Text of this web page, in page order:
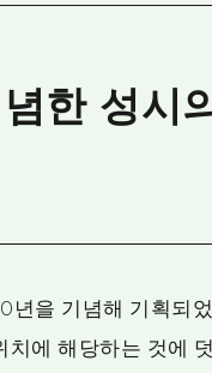
한 성시
을 기념해 기획되
에 해당하는 것에